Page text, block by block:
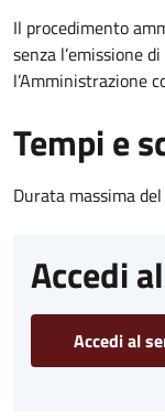
Il procedimento
senza l’emissione
l’Amministrazione
Tempi e
Durata massima
Accedi
Accedi al